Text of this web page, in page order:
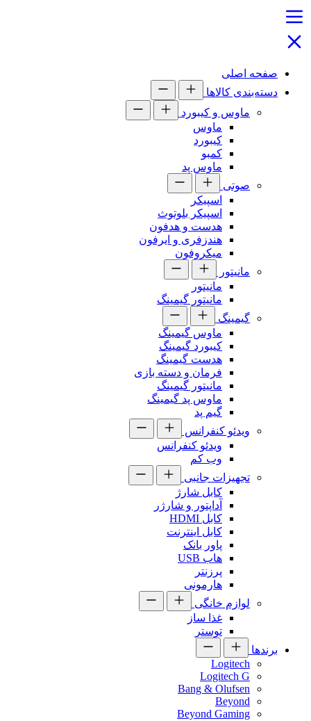
صفحه اصلی
دسته‌بندی کالاها
ماوس و کیبورد
ماوس
کیبورد
کمبو
ماوس پد
صوتی
اسپیکر
اسپیکر بلوتوث
هدست و هدفون
هندزفری و ایرفون
میکروفون
مانیتور
مانیتور
مانیتور گیمینگ
گیمینگ
ماوس گیمینگ
کیبورد گیمینگ
هدست گیمینگ
فرمان و دسته بازی
مانیتور گیمینگ
ماوس پد گیمینگ
گیم پد
ویدئو کنفرانس
ویدئو کنفرانس
وب کم
تجهیزات جانبی
کابل شارژ
آداپتور و شارژر
کابل HDMI
کابل اینترنت
پاور بانک
هاب USB
پرزنتر
هارمونی
لوازم خانگی
غذا ساز
توستر
برندها
Logitech
Logitech G
Bang & Olufsen
Beyond
Beyond Gaming